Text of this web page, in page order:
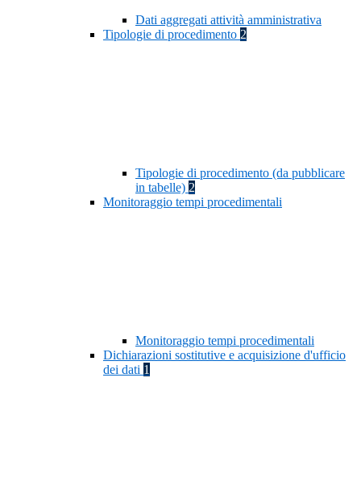
Dati aggregati attività amministrativa
Tipologie di procedimento 2
Tipologie di procedimento (da pubblicare
in tabelle) 2
Monitoraggio tempi procedimentali
Monitoraggio tempi procedimentali
Dichiarazioni sostitutive e acquisizione d'ufficio
dei dati 1